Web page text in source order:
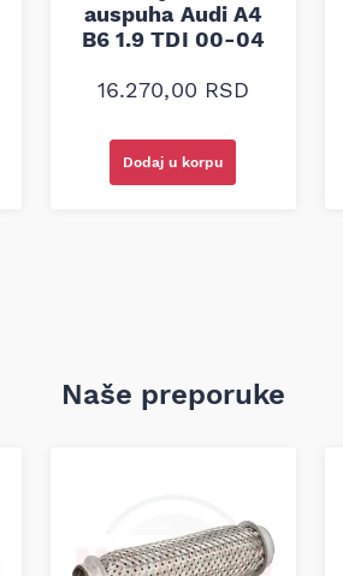
auspuha Audi A4
B6 1.9 TDI 00-04
16.270,00 RSD
Dodaj u korpu
Naše preporuke